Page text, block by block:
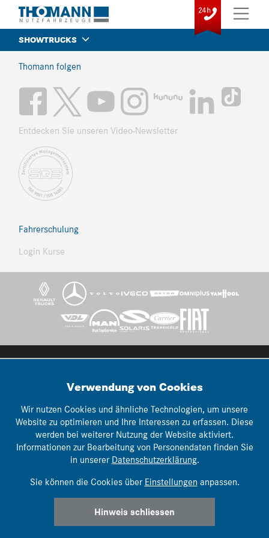
SHOWTRUCKS
Thomann folgen
Entdecken Sie unseren Video-Newsletter
Fahrerschulung
Login Kurse
© Thomann Nutzfahrzeuge
Verwendung von Cookies
Wir nutzen Cookies und ähnliche Technologien, um unsere
Website zu optimieren und Ihre Interessen zu erfassen. Diese
werden bei weiterer Nutzung der Website aktiviert.
Informationen zur Bearbeitung von Personendaten finden Sie
in unserer Datenschutzerklärung.
Sie können die Cookies über Einstellungen anpassen.
Hinweis schliessen